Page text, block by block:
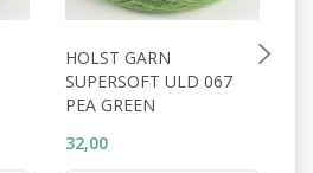
HOLST GARN
SUPERSOFT ULD 067
PEA GREEN
32,00